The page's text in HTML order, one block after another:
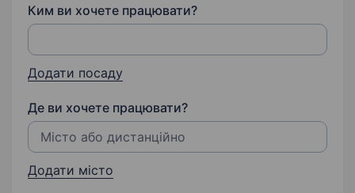
Ким ви хочете працювати?
Додати посаду
Де ви хочете працювати?
Додати місто